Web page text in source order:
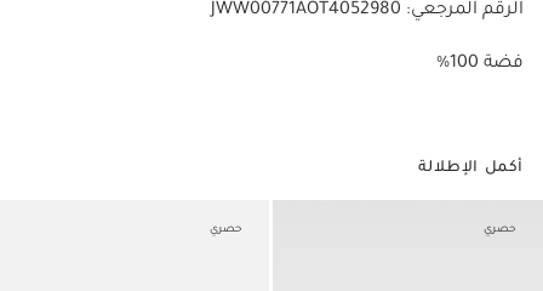
الرقم المرجعي: JWW00771AOT4052980
%100 فضة
أكمل الإطلالة
حصري حصري